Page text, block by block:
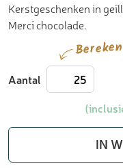
Kerstgeschenken in
Merci chocolade.
Aantal Merci
chocolade
IN